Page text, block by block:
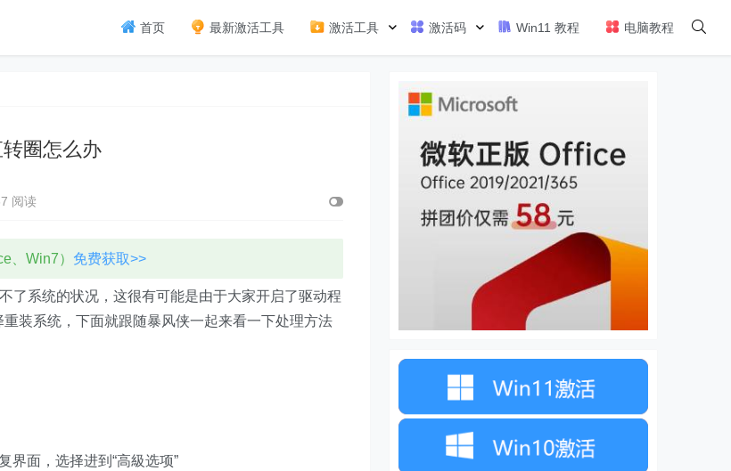
首页 最新激活工具 激活工具 激活码 Win11 教程 电脑教程
圈怎么办
阅读
、Win7） 免费获取>>
了系统的状况，这很有可能是由于大家开启了驱动程
装系统，下面就跟随暴风侠一起来看一下处理方法
界面，选择进到“高級选项”